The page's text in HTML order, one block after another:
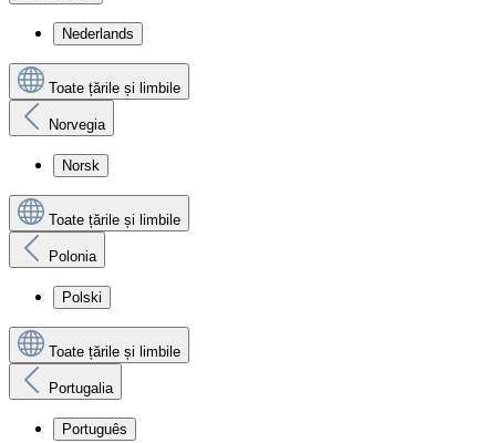
Nederlands
Toate țările și limbile
Norvegia
Norsk
Toate țările și limbile
Polonia
Polski
Toate țările și limbile
Portugalia
Português